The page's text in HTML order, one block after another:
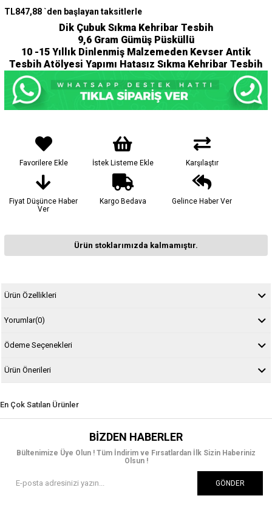
TL847,88 `den başlayan taksitlerle
Dik Çubuk Sıkma Kehribar Tesbih
9,6 Gram Gümüş Püsküllü
10 -15 Yıllık Dinlenmiş Malzemeden Kevser Antik
Tesbih Atölyesi Yapımı Hatasız Sıkma Kehribar Tesbih
Favorilere Ekle İstek Listeme Ekle Karşılaştır
Fiyat Düşünce Haber
Ver
Kargo Bedava Gelince Haber Ver
Ürün stoklarımızda kalmamıştır.
Ürün Özellikleri
Yorumlar(0)
Ödeme Seçenekleri
Ürün Önerileri
En Çok Satılan Ürünler
BIZDEN HABERLER
Bültenimize Üye Olun ! Tüm İndirim ve Fırsatlardan İlk Sizin Haberiniz
Olsun !
GÖNDER